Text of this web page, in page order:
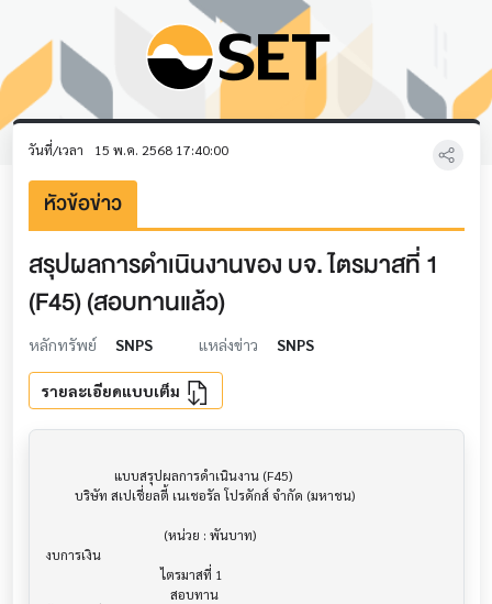
วันที่/เวลา 15 พ.ค. 2568 17:40:00
หัวข้อข่าว
สรุปผลการดำเนินงานของ บจ. ไตรมาสที่ 1
(F45) (สอบทานแล้ว)
หลักทรัพย์ SNPS แหล่งข่าว SNPS
รายละเอียดแบบเต็ม
งบการเงิน
                                   ไตรมาสที่ 1